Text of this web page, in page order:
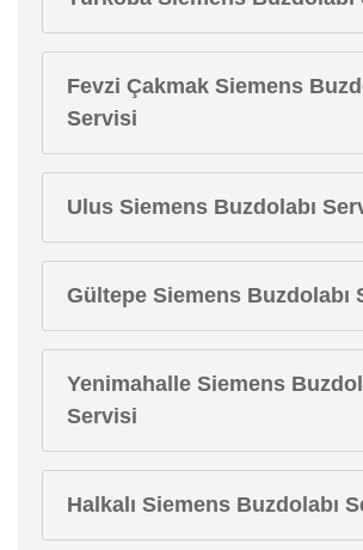
Fevzi Çakmak Siemens
Servisi
Ulus Siemens Buzdolabı
Gültepe Siemens Buzdolabı
Yenimahalle Siemens
Servisi
Halkalı Siemens Buzdolabı